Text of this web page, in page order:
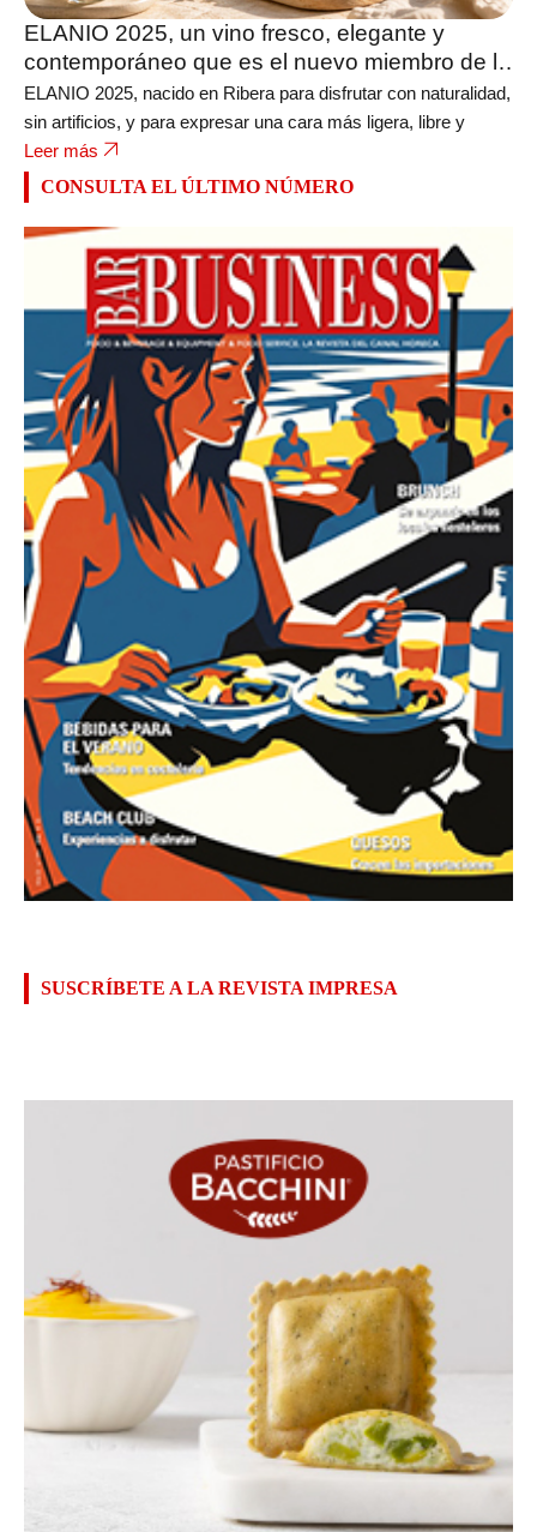
ELANIO 2025, un vino fresco, elegante y
contemporáneo que es el nuevo miembro de la
bodega FERRATUS
ELANIO 2025, nacido en Ribera para disfrutar con naturalidad,
sin artificios, y para expresar una cara más ligera, libre y
Leer más
CONSULTA EL ÚLTIMO NÚMERO
SUSCRÍBETE A LA REVISTA IMPRESA